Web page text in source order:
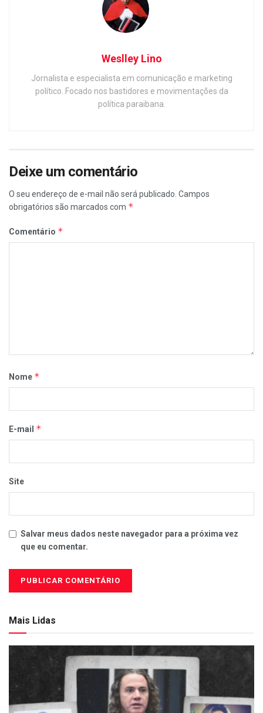
Weslley Lino
Jornalista e especialista em comunicação e marketing
político. Focado nos bastidores e movimentações da
política paraibana.
Deixe um comentário
O seu endereço de e-mail não será publicado. Campos
obrigatórios são marcados com *
Comentário *
Nome *
E-mail *
Site
Salvar meus dados neste navegador para a próxima vez
que eu comentar.
Mais Lidas